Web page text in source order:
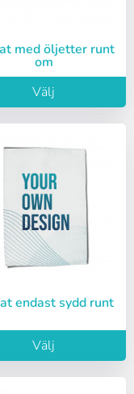
om
Välj
endast sydd runt
Välj